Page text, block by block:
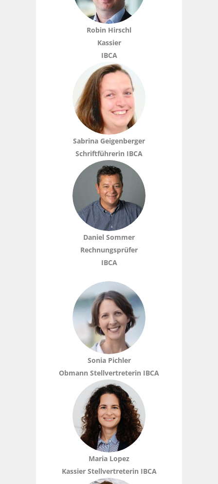
Robin Hirschl
Kassier
IBCA
Sabrina Geigenberger
Schriftführerin IBCA
Daniel Sommer
Rechnungsprüfer
IBCA
Sonia Pichler
Obmann Stellvertreterin IBCA
Maria Lopez
Kassier Stellvertreterin IBCA